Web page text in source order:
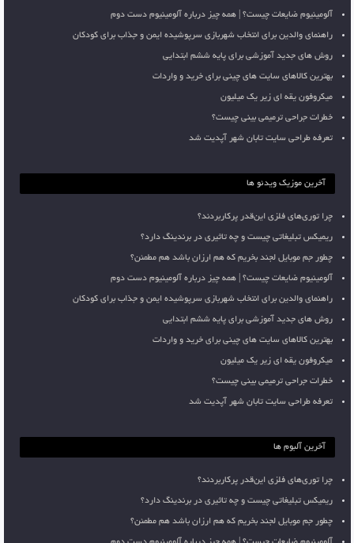
آلومینیوم ضایعات چیست؟ | همه چیز درباره آلومینیوم دست دوم
راهنمای والدین برای انتخاب شهربازی سرپوشیده ایمن و جذاب برای کودکان
روش های جدید آموزشی برای پایه ششم ابتدایی
بهترین کالاهای سایت های چینی برای خرید و واردات
میکروفون یقه ای زیر یک میلیون
خطرات جراحی ترمیمی بینی چیست؟
تعرفه طراحی سایت تابان شهر آپدیت شد
آخرین موزیک ویدئو ها
چرا توری‌های فلزی این‌قدر پرکاربردند؟
ریمیکس تبلیغاتی چیست و چه تاثیری در برندینگ دارد؟
چطور جم موبایل لجند بخریم که هم ارزان باشد هم مطمئن؟
آلومینیوم ضایعات چیست؟ | همه چیز درباره آلومینیوم دست دوم
راهنمای والدین برای انتخاب شهربازی سرپوشیده ایمن و جذاب برای کودکان
روش های جدید آموزشی برای پایه ششم ابتدایی
بهترین کالاهای سایت های چینی برای خرید و واردات
میکروفون یقه ای زیر یک میلیون
خطرات جراحی ترمیمی بینی چیست؟
تعرفه طراحی سایت تابان شهر آپدیت شد
آخرین آلبوم ها
چرا توری‌های فلزی این‌قدر پرکاربردند؟
ریمیکس تبلیغاتی چیست و چه تاثیری در برندینگ دارد؟
چطور جم موبایل لجند بخریم که هم ارزان باشد هم مطمئن؟